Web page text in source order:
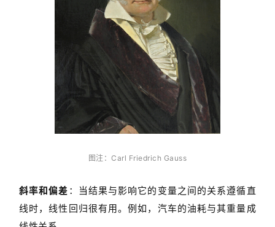
图注：Carl Friedrich Gauss
斜率和偏差 ：当结果与影响它的变量之间的关系遵循直
线时，线性回归很有用。例如，汽车的油耗与其重量成